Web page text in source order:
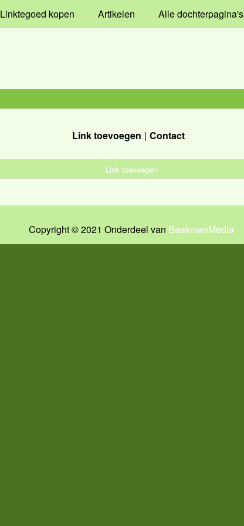
Linktegoed kopen Artikelen Alle dochterpagina's
Link toevoegen Contact
Link toevoegen
Copyright © 2021 Onderdeel van BaakmanMedia